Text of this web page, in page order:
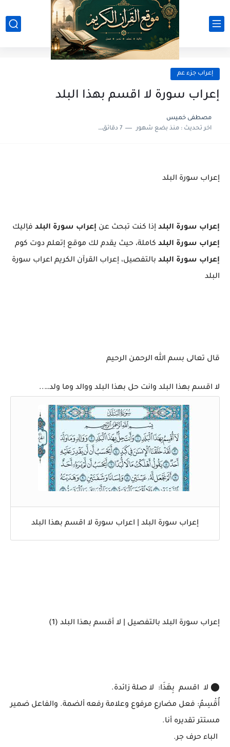
إعراب جزء عم
إعراب سورة لا اقسم بهذا البلد
مصطفى خميس
اخر تحديث :منذ بضع شهور 7 دقائق للقراءة
إعراب سورة البلد
إعراب سورة البلد إذا كنت تبحث عن إعراب سورة البلد فإليك
إعراب سورة البلد كاملة، حيث يقدم لك موقع إتعلم دوت كوم
إعراب سورة البلد بالتفصيل، إعراب القرآن الكريم اعراب سورة
البلد
قال تعالى بسم الله الرحمن الرحيم
لا اقسم بهذا البلد وانت حل بهذا البلد ووالد وما ولد…..
إعراب سورة البلد | اعراب سورة لا اقسم بهذا البلد
إعراب سورة البلد بالتفصيل | لا أقسم بهذا البلد (1)
⬤ لا اقسم بِهَذَا: لا صلة زائدة.
أُقْسِمُ: فعل مضارع مرفوع وعلامة رفعه ألضمة. والفاعل ضمير
مستتر تقديره أنا.
الباء حرف جر.